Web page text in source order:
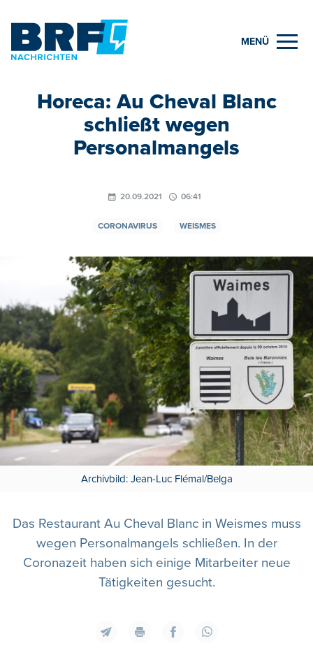
MENÜ
Horeca: Au Cheval Blanc
schließt wegen
Personalmangels
20.09.2021 06:41
CORONAVIRUS WEISMES
Archivbild: Jean-Luc Flémal/Belga
Das Restaurant Au Cheval Blanc in Weismes muss
wegen Personalmangels schließen. In der
Coronazeit haben sich einige Mitarbeiter neue
Tätigkeiten gesucht.